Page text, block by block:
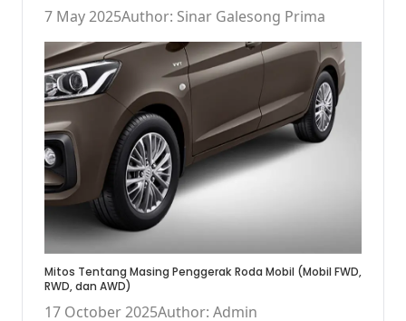
7 May 2025Author: Sinar Galesong Prima
Mitos Tentang Masing Penggerak Roda Mobil (Mobil FWD,
RWD, dan AWD)
17 October 2025Author: Admin